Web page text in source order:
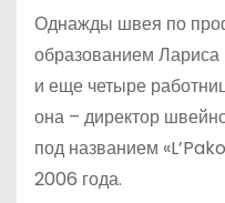
Однажды швея по
образованием
и еще четыре
она – директор
под названием
2006 года.